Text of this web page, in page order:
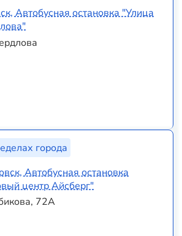
Автобусная остановка "Улица
города
Автобусная остановка
центр Айсберг"
72А